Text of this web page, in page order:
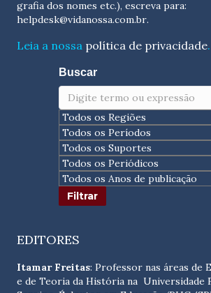
helpdesk@vidanossa.com.br.
Leia a nossa política de privacidade.
Buscar
EDITORES
Itamar Freitas: Professor nas áreas de
e de Teoria da História na Universidade